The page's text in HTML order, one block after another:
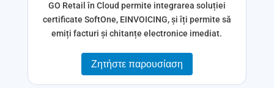
GO Retail în Cloud permite integrarea soluției
certificate SoftOne, EINVOICING, și îți permite să
emiți facturi și chitanțe electronice imediat.
Ζητήστε παρουσίαση